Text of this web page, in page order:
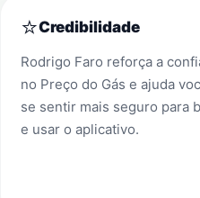
⭐Credibilidade
Rodrigo Faro reforça a
no Preço do Gás e ajuda
se sentir mais seguro para
e usar o aplicativo.